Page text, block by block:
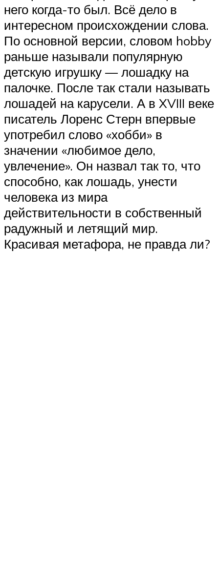
него когда-то был. Всё дело в
интересном происхождении слова.
По основной версии, словом hobby
раньше называли популярную
детскую игрушку — лошадку на
палочке. После так стали называть
лошадей на карусели. А в XVIII веке
писатель Лоренс Стерн впервые
употребил слово «хобби» в
значении «любимое дело,
увлечение». Он назвал так то, что
способно, как лошадь, унести
человека из мира
действительности в собственный
радужный и летящий мир.
Красивая метафора, не правда ли?